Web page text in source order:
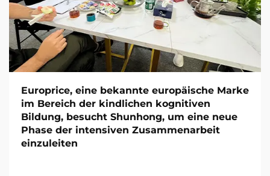
Europrice, eine bekannte europäische Marke
im Bereich der kindlichen kognitiven
Bildung, besucht Shunhong, um eine neue
Phase der intensiven Zusammenarbeit
einzuleiten